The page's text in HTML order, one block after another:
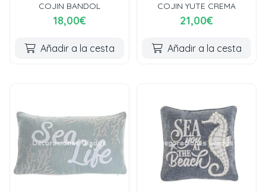
COJIN BANDOL
18,00€
Añadir a la cesta
COJIN YUTE CREMA
21,00€
Añadir a la cesta